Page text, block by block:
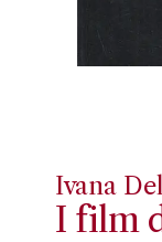
Ivana
I film